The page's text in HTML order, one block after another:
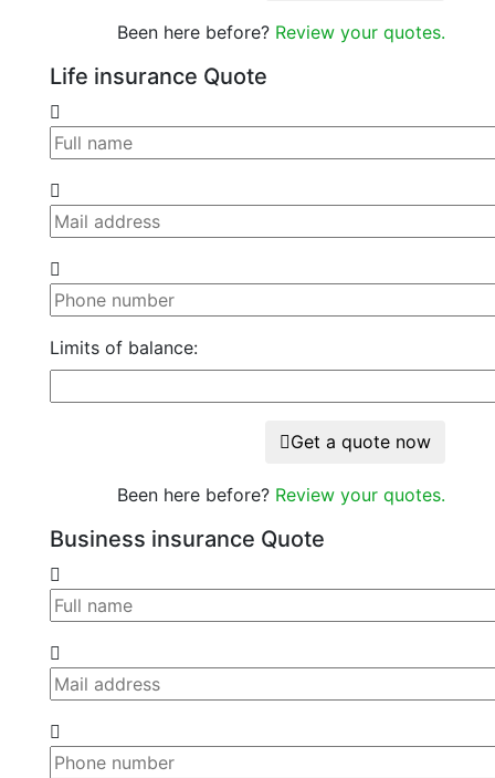
Been here before? Review your quotes.
Life insurance Quote
Limits of balance:
Get a quote now
Been here before? Review your quotes.
Business insurance Quote